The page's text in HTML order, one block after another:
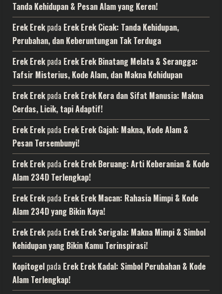
Tanda Kehidupan & Pesan Alam yang Keren!
Erek Erekpada Erek Erek Cicak: Tanda Kehidupan,
Perubahan, dan Keberuntungan Tak Terduga
Erek Erekpada Erek Erek Binatang Melata & Serangga:
Tafsir Misterius, Kode Alam, dan Makna Kehidupan
Erek Erekpada Erek Erek Kera dan Sifat Manusia: Makna
Cerdas, Licik, tapi Adaptif!
Erek Erekpada Erek Erek Gajah: Makna, Kode Alam &
Pesan Tersembunyi!
Erek Erekpada Erek Erek Beruang: Arti Keberanian & Kode
Alam 234D Terlengkap!
Erek Erekpada Erek Erek Macan: Rahasia Mimpi & Kode
Alam 234D yang Bikin Kaya!
Erek Erekpada Erek Erek Serigala: Makna Mimpi & Simbol
Kehidupan yang Bikin Kamu Terinspirasi!
Kopitogel pada Erek Erek Kadal: Simbol Perubahan & Kode
Alam Terlengkap!